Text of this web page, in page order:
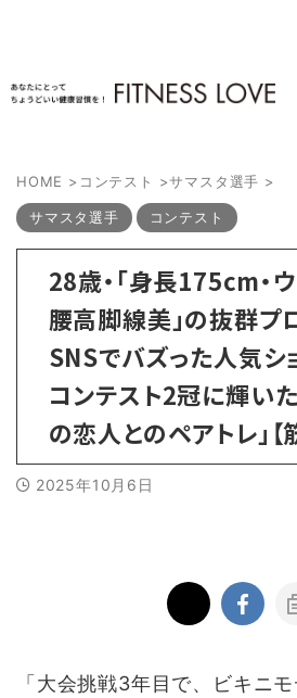
HOME > コンテスト >サマスタ選手 >
サマスタ選手 コンテスト
28歳・「身長175cm・
腰高脚線美」の抜群プ
SNSでバズった人気シ
コンテスト2冠に輝い
の恋人とのペアトレ」【
2025年10月6日
「大会挑戦3年目で、ビキニ